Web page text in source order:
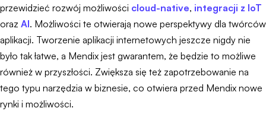
przewidzieć rozwój możliwości cloud-native, integracji z IoT
oraz AI. Możliwości te otwierają nowe perspektywy dla twórców
aplikacji. Tworzenie aplikacji internetowych jeszcze nigdy nie
było tak łatwe, a Mendix jest gwarantem, że będzie to możliwe
również w przyszłości. Zwiększa się też zapotrzebowanie na
tego typu narzędzia w biznesie, co otwiera przed Mendix nowe
rynki i możliwości.